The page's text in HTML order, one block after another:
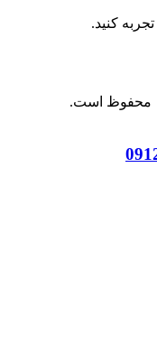
کنید.
محفوظ است.